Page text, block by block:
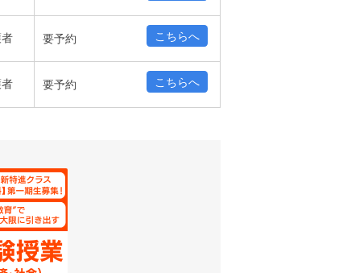
要予約 こちらへ
要予約 こちらへ